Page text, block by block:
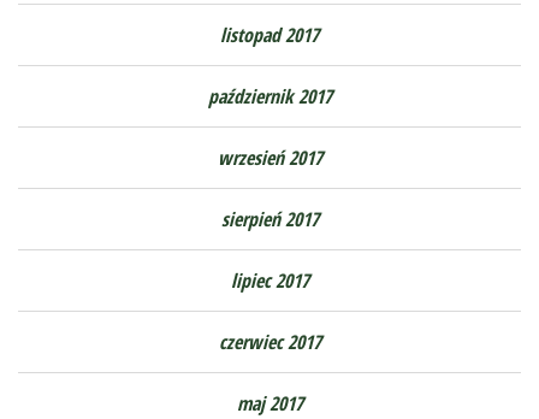
listopad 2017
październik 2017
wrzesień 2017
sierpień 2017
lipiec 2017
czerwiec 2017
maj 2017